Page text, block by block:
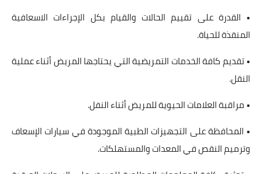
• القدرة على تقييم الحالات والقيام بكل الإجراءات الاسعافية
المنقذة للحياة.
• تقديم كافة الخدمات التمريضية التي يحتاجها المريض أثناء عملية
النقل.
• مراقبة العلامات الحيوية للمريض أثناء النفل.
• المحافظة على التجهيزات الطبية الموجودة في سيارات الإسعاف
وترميم النقص في المعدات والمستهلكات.